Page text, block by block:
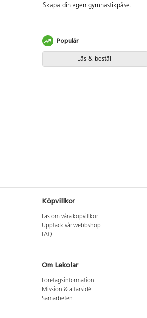
Skapa din egen gymnastikpåse.
Läs & beställ
Populär
Köpvillkor
Läs om våra köpvillkor
Upptäck vår webbshop
FAQ
Om Lekolar
Företagsinformation
Mission & affärsidé
Samarbeten